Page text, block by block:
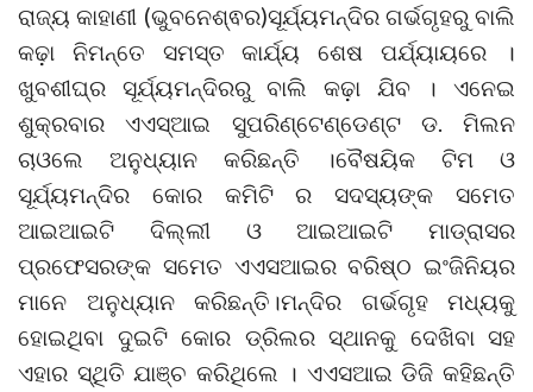
ରାଜ୍ୟ କାହାଣୀ (ଭୁବନେଶ୍ଵର)ସୂର୍ଯ୍ୟମନ୍ଦିର ଗର୍ଭଗୃହରୁ ବାଲି
କଢ଼ା ନିମନ୍ତେ ସମସ୍ତ କାର୍ଯ୍ୟ ଶେଷ ପର୍ଯ୍ୟାୟରେ ।
ଖୁବଶୀଘ୍ର ସୂର୍ଯ୍ୟମନ୍ଦିରରୁ ବାଲି କଢ଼ା ଯିବ । ଏନେଇ
ଶୁକ୍ରବାର ଏଏସ୍ଆଇ ସୁପରିଣ୍ଟେଣ୍ଡେଣ୍ଟ ଡ. ମିଲନ
ଚାଓଲେ ଅନୁଧ୍ୟାନ କରିଛନ୍ତି ।ବୈଷୟିକ ଟିମ ଓ
ସୂର୍ଯ୍ୟମନ୍ଦିର କୋର କମିଟି ର ସଦସ୍ୟଙ୍କ ସମେତ
ଆଇଆଇଟି ଦିଲ୍ଲୀ ଓ ଆଇଆଇଟି ମାଡ୍ରାସର
ପ୍ରଫେସରଙ୍କ ସମେତ ଏଏସଆଇର ବରିଷ୍ଠ ଇଂଜିନିୟର
ମାନେ ଅନୁଧ୍ୟାନ କରିଛନ୍ତି।ମନ୍ଦିର ଗର୍ଭଗୃହ ମଧ୍ୟକୁ
ହୋଇଥିବା ଦୁଇଟି କୋର ଡ୍ରିଲର ସ୍ଥାନକୁ ଦେଖିବା ସହ
ଏହାର ସ୍ଥିତି ଯାଞ୍ଚ କରିଥିଲେ । ଏଏସଆଇ ଡିଜି କହିଛନ୍ତି